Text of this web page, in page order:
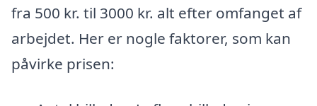
fra 500 kr. til 3000 kr. alt efter omfanget af
arbejdet. Her er nogle faktorer, som kan
påvirke prisen: